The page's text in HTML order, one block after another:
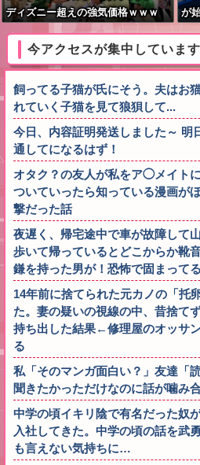
ディズニー超えの強気価格ｗｗｗ
が
今アクセスが集中しています
飼ってる子猫が氏にそう。夫はお
れていく子猫を見て狼狽して...
今日、内容証明発送しました～ 明
通してになるはず！
オタク？の友人が私をア◯メイト
ついていったら知っている漫画が
撃だった話
夜遅く、帰宅途中で車が故障して
歩いて帰っているとどこからか靴
鎌を持った男が！恐怖で固まって
14年前に捨てられた元カノの「托
た。妻の疑いの視線の中、昔捨て
持ち出した結果←修理屋のオッサ
る
私「そのマンガ面白い？」友達「
聞きたかっただけなのに話が噛み
中学の頃イキリ陰で有名だった奴
入社してきた。中学の頃の話を武
も言えない気持ちに…